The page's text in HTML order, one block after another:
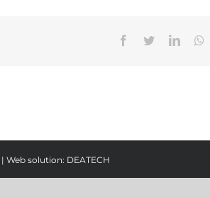
Facebook
Twitter
| Web solution: DEATECH